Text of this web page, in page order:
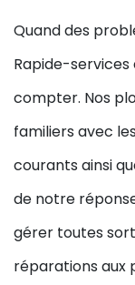
Quand des
Rapide-services
compter. Nos
familiers avec
courants ainsi
de notre
gérer toutes
réparations aux